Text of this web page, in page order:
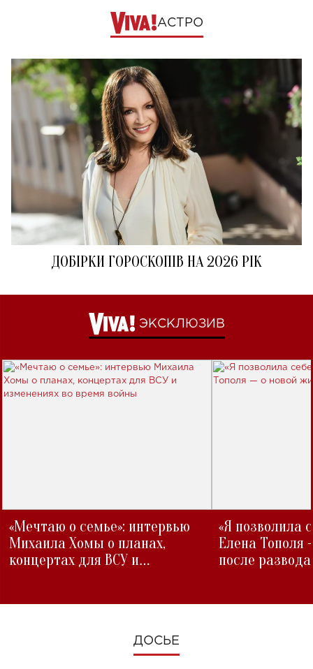
АСТРО
ДОБІРКИ ГОРОСКОПІВ НА 2026 РІК
ЭКСКЛЮЗИВ
«Мечтаю о семье»: интервью
Михаила Хомы о планах,
концертах для ВСУ и
«Я позволила
Елена Тополя
после развода
ДОСЬЕ